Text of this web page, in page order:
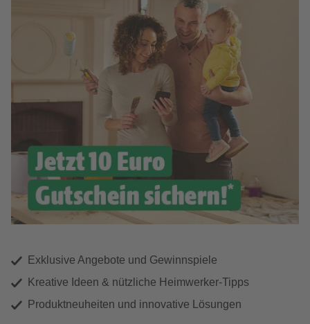
Exklusive Angebote und Gewinnspiele
Kreative Ideen & nützliche Heimwerker-Tipps
Produktneuheiten und innovative Lösungen